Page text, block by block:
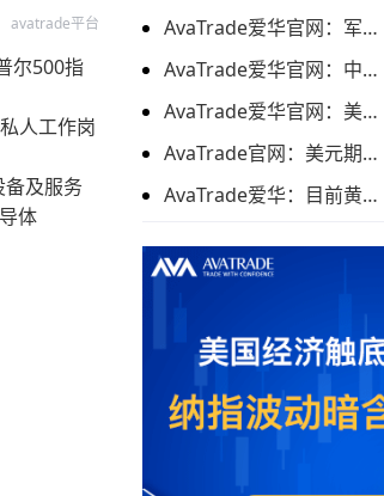
avatrade平台
尔500指
人工作岗
备及服务
体
AvaTrade爱华官网：军事行动的担忧下，黄金价格持续上涨
AvaTrade爱华官网：中东局势以及避险需求下，黄金价格走势稳健
AvaTrade爱华官网：美元走弱以及就业数据疲软，美股三大指数集体上涨
AvaTrade官网：美元期货走强的情况下，现货黄金价格探底回升
AvaTrade爱华：目前黄金价格涨势延续，关注全球市场变化